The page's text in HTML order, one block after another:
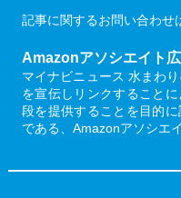
記事に関するお問い合わせ
Amazonアソシエイト
マイナビニュース 水まわ
を宣伝しリンクすること
段を提供することを目的
である、Amazonアソシエ